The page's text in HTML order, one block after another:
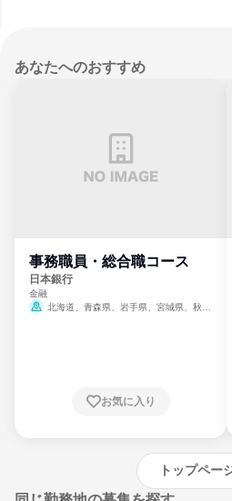
あなたへのおすすめ
事務職員・総合職コース
日本銀行
金融
北海道、青森県、岩手県、宮城県、秋田
崎県、熊本県、大分県、宮崎県、鹿児島県、
お気に入り
トップペー